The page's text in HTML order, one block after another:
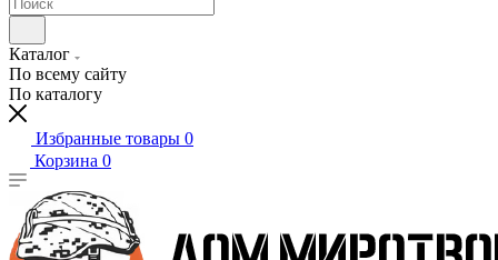
Каталог
По всему сайту
По каталогу
Избранные товары 0
Корзина 0